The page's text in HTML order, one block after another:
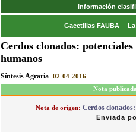
Información
Gacetillas FAUBA
Cerdos clonados:
humanos
Síntesis Agraria- 02-04-2016 -
Nota
Nota de origen: Cerdos
Enviada